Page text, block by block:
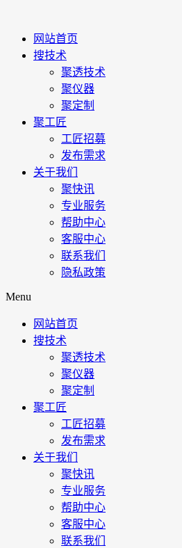
网站首页
搜技术
聚透技术
聚仪器
聚定制
聚工匠
工匠招募
发布需求
关于我们
聚快讯
专业服务
帮助中心
客服中心
联系我们
隐私政策
Menu
网站首页
搜技术
聚透技术
聚仪器
聚定制
聚工匠
工匠招募
发布需求
关于我们
聚快讯
专业服务
帮助中心
客服中心
联系我们